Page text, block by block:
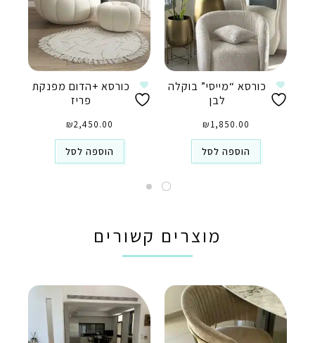
כורסא “מייסי” בוקלה
לבן
₪1,850.00
הוספה לסל
כורסא +הדום מפנקת
פריז
₪2,450.00
הוספה לסל
מוצרים קשורים